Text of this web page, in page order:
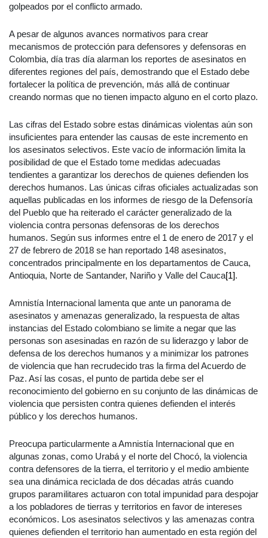
golpeados por el conflicto armado.
A pesar de algunos avances normativos para crear
mecanismos de protección para defensores y defensoras en
Colombia, día tras día alarman los reportes de asesinatos en
diferentes regiones del país, demostrando que el Estado debe
fortalecer la política de prevención, más allá de continuar
creando normas que no tienen impacto alguno en el corto plazo.
Las cifras del Estado sobre estas dinámicas violentas aún son
insuficientes para entender las causas de este incremento en
los asesinatos selectivos. Este vacío de información limita la
posibilidad de que el Estado tome medidas adecuadas
tendientes a garantizar los derechos de quienes defienden los
derechos humanos. Las únicas cifras oficiales actualizadas son
aquellas publicadas en los informes de riesgo de la Defensoría
del Pueblo que ha reiterado el carácter generalizado de la
violencia contra personas defensoras de los derechos
humanos. Según sus informes entre el 1 de enero de 2017 y el
27 de febrero de 2018 se han reportado 148 asesinatos,
concentrados principalmente en los departamentos de Cauca,
Antioquia, Norte de Santander, Nariño y Valle del Cauca[1].
Amnistía Internacional lamenta que ante un panorama de
asesinatos y amenazas generalizado, la respuesta de altas
instancias del Estado colombiano se limite a negar que las
personas son asesinadas en razón de su liderazgo y labor de
defensa de los derechos humanos y a minimizar los patrones
de violencia que han recrudecido tras la firma del Acuerdo de
Paz. Así las cosas, el punto de partida debe ser el
reconocimiento del gobierno en su conjunto de las dinámicas de
violencia que persisten contra quienes defienden el interés
público y los derechos humanos.
Preocupa particularmente a Amnistía Internacional que en
algunas zonas, como Urabá y el norte del Chocó, la violencia
contra defensores de la tierra, el territorio y el medio ambiente
sea una dinámica reciclada de dos décadas atrás cuando
grupos paramilitares actuaron con total impunidad para despojar
a los pobladores de tierras y territorios en favor de intereses
económicos. Los asesinatos selectivos y las amenazas contra
quienes defienden el territorio han aumentado en esta región del